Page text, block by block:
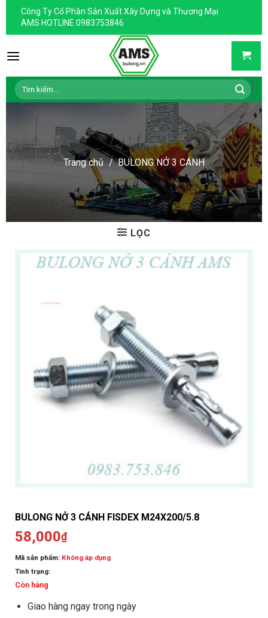
content
Công Ty Cổ Phần Sản Xuất Xây Dựng và Thương Mại
AMS HOTLINE 0983753846
Tìm
kiếm:
Trang chủ / BULONG NỞ 3 CÁNH
LỌC
BULONG NỞ 3 CÁNH FISDEX M24X200/5.8
58,000₫
Mã sản phẩm: Không áp dụng
Tình trạng:
Còn hàng
Giao hàng ngay trong ngày